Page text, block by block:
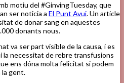
motiu del #GinvingTuesday, que
ser noticia a El Punt Avui. Un article
de donar sang en aquestes
donants nous.
va ser part visible de la causa, i es
la necessitat de rebre transfusions
ens dóna molta felicitat si podem
la gent.